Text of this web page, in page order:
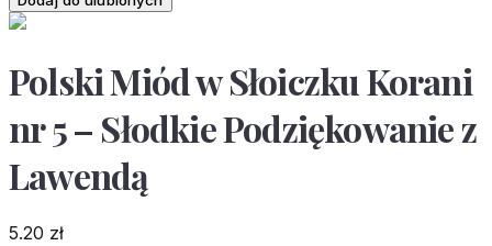
Polski Miód w Słoiczku Korani
nr 5 – Słodkie Podziękowanie z
Lawendą
5.20 zł